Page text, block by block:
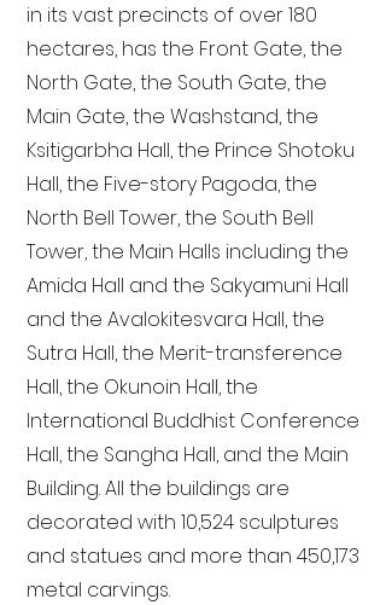
in its vast precincts of over 180
hectares, has the Front Gate, the
North Gate, the South Gate, the
Main Gate, the Washstand, the
Ksitigarbha Hall, the Prince Shotoku
Hall, the Five-story Pagoda, the
North Bell Tower, the South Bell
Tower, the Main Halls including the
Amida Hall and the Sakyamuni Hall
and the Avalokitesvara Hall, the
Sutra Hall, the Merit-transference
Hall, the Okunoin Hall, the
International Buddhist Conference
Hall, the Sangha Hall, and the Main
Building. All the buildings are
decorated with 10,524 sculptures
and statues and more than 450,173
metal carvings.